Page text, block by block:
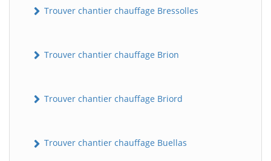
Trouver chantier chauffage Bressolles
Trouver chantier chauffage Brion
Trouver chantier chauffage Briord
Trouver chantier chauffage Buellas